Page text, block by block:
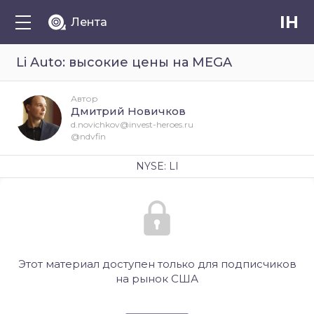
Лента IH
Li Auto: высокие цены на MEGA
Этот материал доступен только для подписчиков
на рынок США
Автор
Дмитрий Новичков
d.novichkov@invest-heroes.ru
@ndvfin
NYSE: LI